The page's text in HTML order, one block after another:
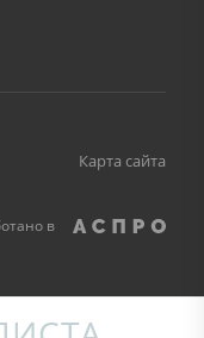
Карта сайта
в